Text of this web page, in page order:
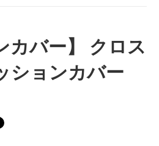
カバー】 クロス
ションカバー